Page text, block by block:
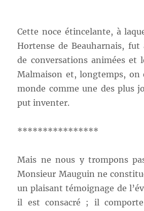
Cette noce étincelante, à
Hortense de Beauharnais,
de conversations animées et
Malmaison et, longtemps, on
monde comme une des plus
put inventer.
****************
Mais ne nous y trompons
Monsieur Mauguin ne
un plaisant témoignage de
il est consacré ; il